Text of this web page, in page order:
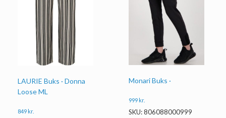
LAURIE Buks · Donna
Loose ML
849kr.
Monari Buks ·
999kr.
SKU: 806088000999